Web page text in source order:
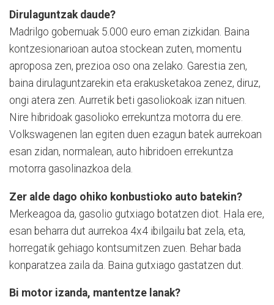
Dirulaguntzak daude?
Madrilgo gobernuak 5.000 euro eman zizkidan. Baina
kontzesionarioan autoa stockean zuten, momentu
aproposa zen, prezioa oso ona zelako. Garestia zen,
baina dirulaguntzarekin eta erakusketakoa zenez, diruz,
ongi atera zen. Aurretik beti gasoliokoak izan nituen.
Nire hibridoak gasolioko errekuntza motorra du ere.
Volkswagenen lan egiten duen ezagun batek aurrekoan
esan zidan, normalean, auto hibridoen errekuntza
motorra gasolinazkoa dela.
Zer alde dago ohiko konbustioko auto batekin?
Merkeagoa da, gasolio gutxiago botatzen diot. Hala ere,
esan beharra dut aurrekoa 4x4 ibilgailu bat zela, eta,
horregatik gehiago kontsumitzen zuen. Behar bada
konparatzea zaila da. Baina gutxiago gastatzen dut.
Bi motor izanda, mantentze lanak?